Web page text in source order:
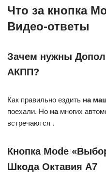
Что за кнопка
Видео-ответы
Зачем нужны
АКПП?
Как правильно ездить на
поехали. Но намногих
встречаются .
Кнопка Mode
Шкода Октавия А7